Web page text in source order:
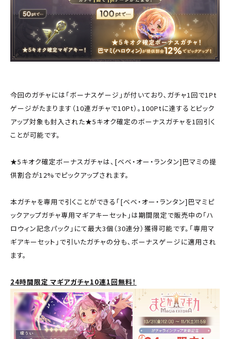
今回のガチャには「ボーナスゲージ」が付いており、ガチャ1回で1Pt
ゲージがたまります（10連ガチャで10Pt）。100Ptに達するとピック
アップ対象も封入された★5キオク確定のボーナスガチャを1回引く
ことが可能です。
★5キオク確定ボーナスガチャは、[ベベ・オー・ランタン]巴マミの提
供割合が12%でピックアップされます。
本ガチャを専用で引くことができる「[ベベ・オー・ランタン]巴マミピ
ックアップガチャ専用マギアキーセット」は期間限定で販売中の「ハ
ロウィン記念パック」にて最大3個（30連分）獲得可能です。「専用マ
ギアキーセット」で引いたガチャの分も、ボーナスゲージに適用され
ます。
24時間限定 マギアガチャ10連1回無料！